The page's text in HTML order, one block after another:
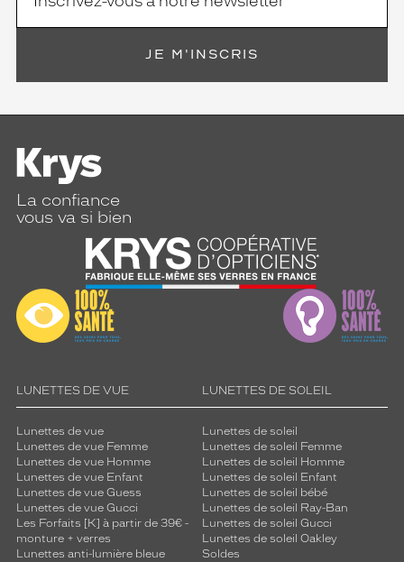
JE M'INSCRIS
La confiance
vous va si bien
LUNETTES DE VUE
Lunettes de vue
Lunettes de vue Femme
Lunettes de vue Homme
Lunettes de vue Enfant
Lunettes de vue Guess
Lunettes de vue Gucci
Les Forfaits [K] à partir de 39€ -
monture + verres
Lunettes anti-lumière bleue
LUNETTES DE SOLEIL
Lunettes de soleil
Lunettes de soleil Femme
Lunettes de soleil Homme
Lunettes de soleil Enfant
Lunettes de soleil bébé
Lunettes de soleil Ray-Ban
Lunettes de soleil Gucci
Lunettes de soleil Oakley
Soldes